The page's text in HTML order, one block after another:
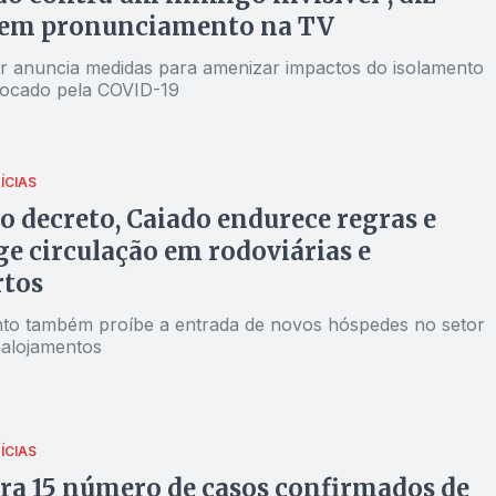
Os dados são os que estão registrados no banco de
de Informações Estratégicas em Vigilância em Saúde
suspeitas de novos casos de Covid-19, seguindo
pronunciamento na TV
anuncia medidas para amenizar impactos do isolamento
pela COVID-19
decreto, Caiado endurece regras e
circulação em rodoviárias e
também proíbe a entrada de novos hóspedes no setor
15 número de casos confirmados de